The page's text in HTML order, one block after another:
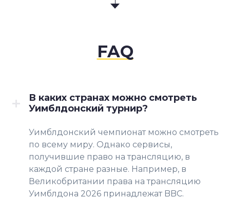
FAQ
В каких странах можно смотреть
Уимблдонский турнир?
Уимблдонский чемпионат можно смотреть
по всему миру. Однако сервисы,
получившие право на трансляцию, в
каждой стране разные. Например, в
Великобритании права на трансляцию
Уимблдона 2026 принадлежат BBC.